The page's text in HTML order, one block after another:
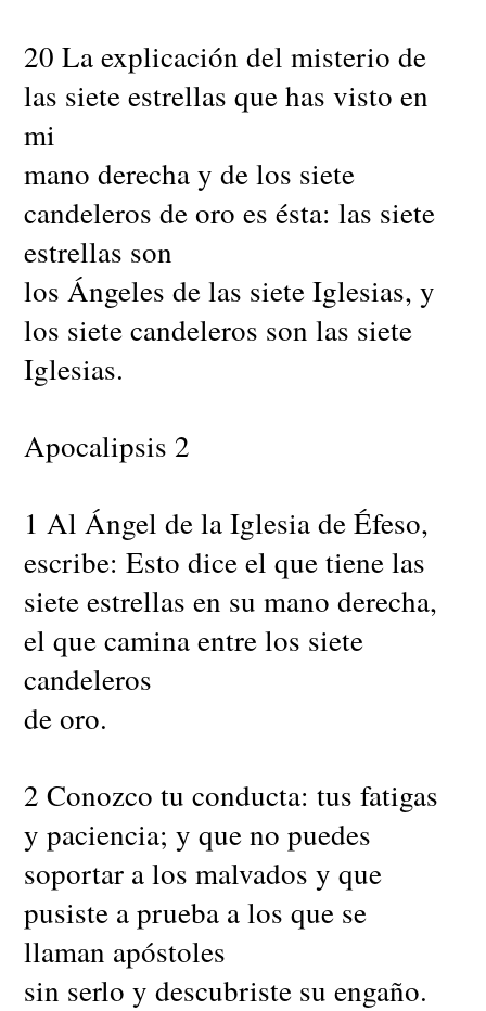
20 La explicación del misterio de
las siete estrellas que has visto en
mi
mano derecha y de los siete
candeleros de oro es ésta: las siete
estrellas son
los Ángeles de las siete Iglesias, y
los siete candeleros son las siete
Iglesias.
Apocalipsis 2
1 Al Ángel de la Iglesia de Éfeso,
escribe: Esto dice el que tiene las
siete estrellas en su mano derecha,
el que camina entre los siete
candeleros
de oro.
2 Conozco tu conducta: tus fatigas
y paciencia; y que no puedes
soportar a los malvados y que
pusiste a prueba a los que se
llaman apóstoles
sin serlo y descubriste su engaño.